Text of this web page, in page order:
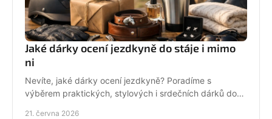
Jaké dárky ocení jezdkyně do stáje i mimo
ni
Nevíte, jaké dárky ocení jezdkyně? Poradíme s
výběrem praktických, stylových i srdečních dárků do
21. června 2026